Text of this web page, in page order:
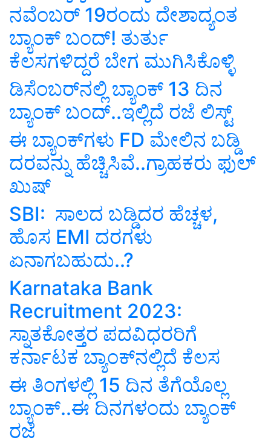
ನವೆಂಬರ್‌ 19ರಂದು ದೇಶಾದ್ಯಂತ
ಬ್ಯಾಂಕ್‌ ಬಂದ್‌! ತುರ್ತು
ಕೆಲಸಗಳಿದ್ದರೆ ಬೇಗ ಮುಗಿಸಿಕೊಳ್ಳಿ
ಡಿಸೆಂಬರ್‌ನಲ್ಲಿ ಬ್ಯಾಂಕ್‌ 13 ದಿನ
ಬ್ಯಾಂಕ್‌ ಬಂದ್‌..ಇಲ್ಲಿದೆ ರಜೆ ಲಿಸ್ಟ್‌
ಈ ಬ್ಯಾಂಕ್‌ಗಳು FD ಮೇಲಿನ ಬಡ್ಡಿ
ದರವನ್ನು ಹೆಚ್ಚಿಸಿವೆ..ಗ್ರಾಹಕರು ಫುಲ್‌
ಖುಷ್‌
SBI: ಸಾಲದ ಬಡ್ಡಿದರ ಹೆಚ್ಚಳ,
ಹೊಸ EMI ದರಗಳು
ಏನಾಗಬಹುದು..?
Karnataka Bank
Recruitment 2023:
ಸ್ನಾತಕೋತ್ತರ ಪದವಿಧರರಿಗೆ
ಕರ್ನಾಟಕ ಬ್ಯಾಂಕ್‌ನಲ್ಲಿದೆ ಕೆಲಸ
ಈ ತಿಂಗಳಲ್ಲಿ 15 ದಿನ ತೆಗೆಯೊಲ್ಲ
ಬ್ಯಾಂಕ್‌..ಈ ದಿನಗಳಂದು ಬ್ಯಾಂಕ್‌
ರಜೆ